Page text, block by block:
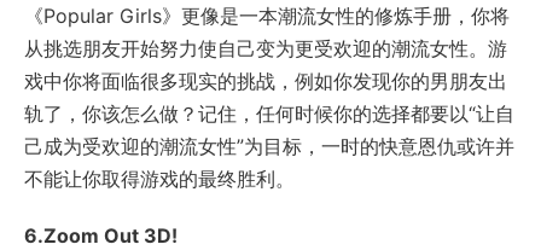
《Popular Girls》更像是一本潮流女性的修炼手册，你将
从挑选朋友开始努力使自己变为更受欢迎的潮流女性。游
戏中你将面临很多现实的挑战，例如你发现你的男朋友出
轨了，你该怎么做？记住，任何时候你的选择都要以“让自
己成为受欢迎的潮流女性”为目标，一时的快意恩仇或许并
不能让你取得游戏的最终胜利。
6.Zoom Out 3D!